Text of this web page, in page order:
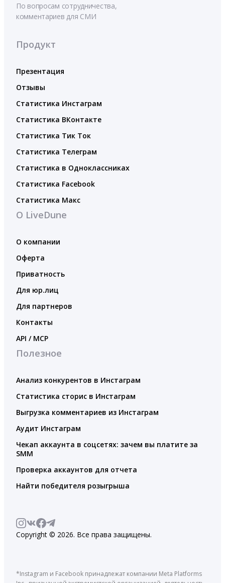
По вопросам сотрудничества,
комментариев для СМИ
Продукт
Презентация
Отзывы
Статистика Инстаграм
Статистика ВКонтакте
Статистика Тик Ток
Статистика Телеграм
Статистика в Одноклассниках
Статистика Facebook
Статистика Макс
О LiveDune
О компании
Оферта
Приватность
Для юр.лиц
Для партнеров
Контакты
API / MCP
Полезное
Анализ конкурентов в Инстаграм
Статистика сторис в Инстаграм
Выгрузка комментариев из Инстаграм
Аудит Инстаграм
Чекап аккаунта в соцсетях: зачем вы платите за
SMM
Проверка аккаунтов для отчета
Найти победителя розыгрыша
Copyright © 2026. Все права защищены.
*Instagram и Facebook принадлежат компании Meta Platforms